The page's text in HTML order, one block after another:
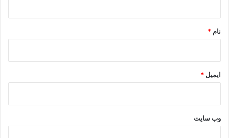
نام *
ایمیل *
وب‌ سایت